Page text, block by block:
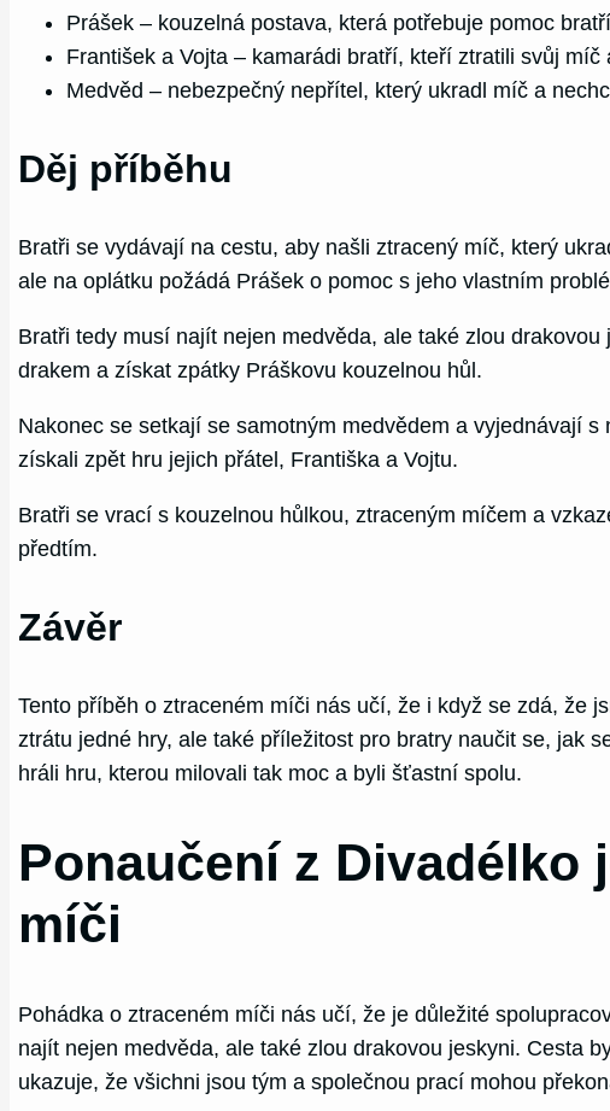
Prášek – kouzelná postava, která potřebuje pomoc bratří
František a Vojta – kamarádi bratří, kteří ztratili svůj
Medvěd – nebezpečný nepřítel, který ukradl míč a
Děj příběhu
Bratři se vydávají na cestu, aby našli ztracený míč, který
ale na oplátku požádá Prášek o pomoc s jeho vlastním
Bratři tedy musí najít nejen medvěda, ale také zlou
drakem a získat zpátky Práškovu kouzelnou hůl.
Nakonec se setkají se samotným medvědem a vyjednávají
získali zpět hru jejich přátel, Františka a Vojtu.
Bratři se vrací s kouzelnou hůlkou, ztraceným míčem a
předtím.
Závěr
Tento příběh o ztraceném míči nás učí, že i když se zdá, že
ztrátu jedné hry, ale také příležitost pro bratry naučit se, jak
hráli hru, kterou milovali tak moc a byli šťastní spolu.
Ponaučení z Divadélko
míči
Pohádka o ztraceném míči nás učí, že je důležité
najít nejen medvěda, ale také zlou drakovou jeskyni. Cesta
ukazuje, že všichni jsou tým a společnou prací mohou